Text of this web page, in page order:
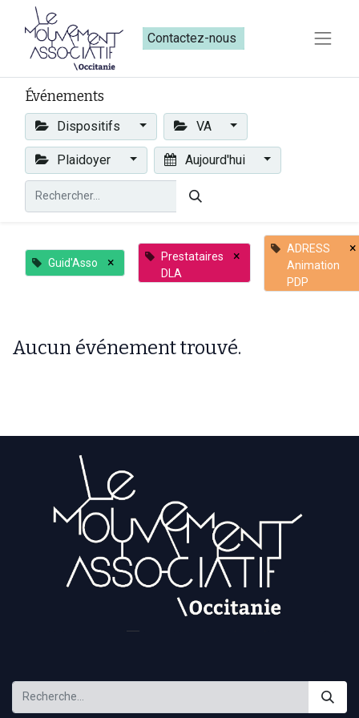
Contactez-nous​​
Événements
Dispositifs VA
Plaidoyer Aujourd'hui
Guid'Asso ×
Prestataires
DLA
×
ADRESS
Animation
PDP
×
Aucun événement trouvé.